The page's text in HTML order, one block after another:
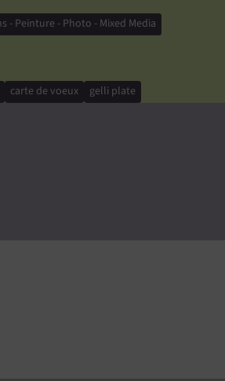
- Peinture - Photo - Mixed Media
carte de voeux gelli plate